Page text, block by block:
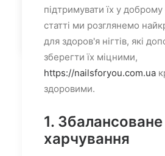
by admin
підтримувати їх у доброму
статті ми розглянемо
для здоров'я нігтів, які
зберегти їх міцними,
https://nailsforyou.com.ua
здоровими.
1. Збалансоване
харчування